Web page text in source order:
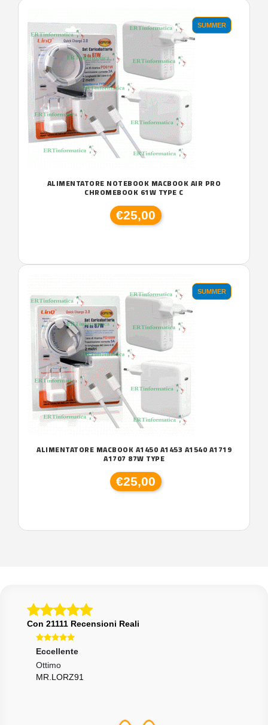
SUMMER
ALIMENTATORE NOTEBOOK MACBOOK AIR PRO
CHROMEBOOK 61W TYPE C
€25,00
SUMMER
ALIMENTATORE MACBOOK A1450 A1453 A1540 A1719
A1707 87W TYPE
€25,00
Con 21111 Recensioni Reali
Eccellente
Ottimo
MR.LORZ91